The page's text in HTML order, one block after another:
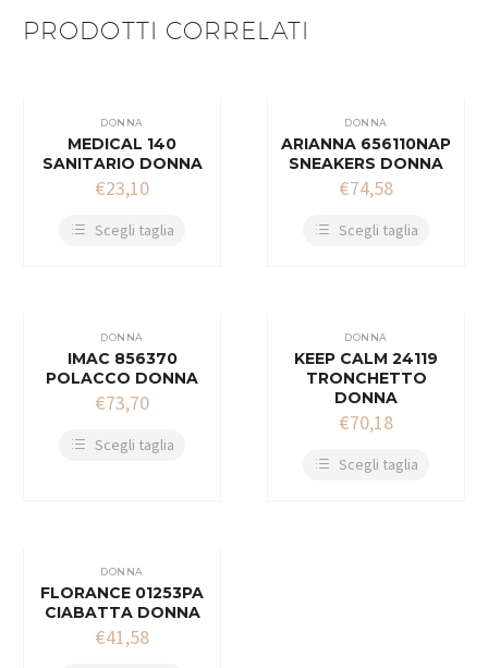
PRODOTTI CORRELATI
DONNA
MEDICAL 140
SANITARIO DONNA
€23,10
Scegli taglia
DONNA
ARIANNA 656110NAP
SNEAKERS DONNA
€74,58
Scegli taglia
DONNA
IMAC 856370
POLACCO DONNA
€73,70
Scegli taglia
DONNA
KEEP CALM 24119
TRONCHETTO
DONNA
€70,18
Scegli taglia
DONNA
FLORANCE 01253PA
CIABATTA DONNA
€41,58